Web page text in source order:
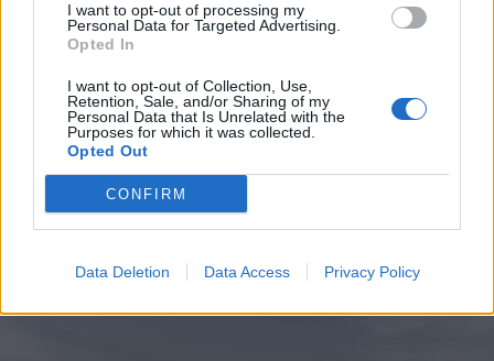
I want to opt-out of processing my
Personal Data for Targeted Advertising.
Opted In
I want to opt-out of Collection, Use,
Retention, Sale, and/or Sharing of my
Personal Data that Is Unrelated with the
Purposes for which it was collected.
Opted Out
CONFIRM
Data Deletion Data Access Privacy Policy
„Öszvér” az autópályán: hibás
tervdokumentáció és nevetséges
fogalmazási hibák késleltetik a
Nagyszeben–Fogaras-sztráda
építését